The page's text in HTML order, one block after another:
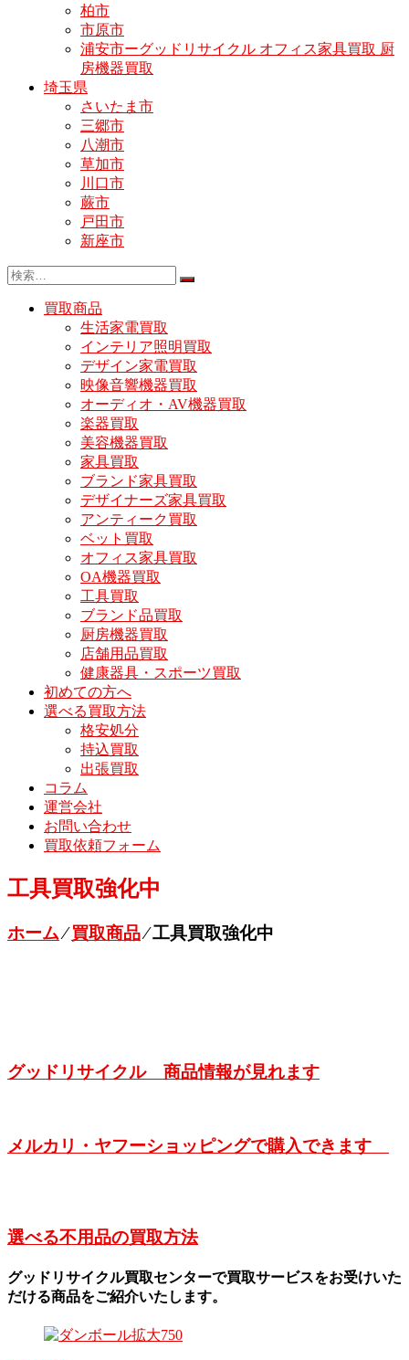
柏市
市原市
浦安市ーグッドリサイクル オフィス家具買取 厨
房機器買取
埼玉県
さいたま市
三郷市
八潮市
草加市
川口市
蕨市
戸田市
新座市
買取商品
生活家電買取
インテリア照明買取
デザイン家電買取
映像音響機器買取
オーディオ・AV機器買取
楽器買取
美容機器買取
家具買取
ブランド家具買取
デザイナーズ家具買取
アンティーク買取
ベット買取
オフィス家具買取
OA機器買取
工具買取
ブランド品買取
厨房機器買取
店舗用品買取
健康器具・スポーツ買取
初めての方へ
選べる買取方法
格安処分
持込買取
出張買取
コラム
運営会社
お問い合わせ
買取依頼フォーム
工具買取強化中
ホーム⁄買取商品⁄工具買取強化中
グッドリサイクル 商品情報が見れます
メルカリ・ヤフーショッピングで購入できます
選べる不用品の買取方法
グッドリサイクル買取センターで買取サービスをお受けいた
だける商品をご紹介いたします。